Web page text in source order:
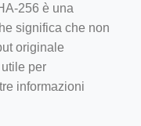
256 è una
significa che non
originale
per
informazioni